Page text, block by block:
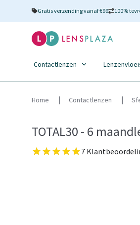
Gratis verzending vanaf €99 100%
Contactlenzen
Home Contactlenzen
TOTAL30 - 6
7